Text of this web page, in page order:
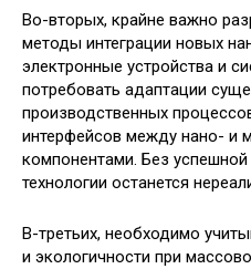
Во-вторых, крайне важно
методы интеграции новых
электронные устройства и
потребовать адаптации
производственных
интерфейсов между нано- и
компонентами. Без успешной
технологии останется
В-третьих, необходимо
и экологичности при